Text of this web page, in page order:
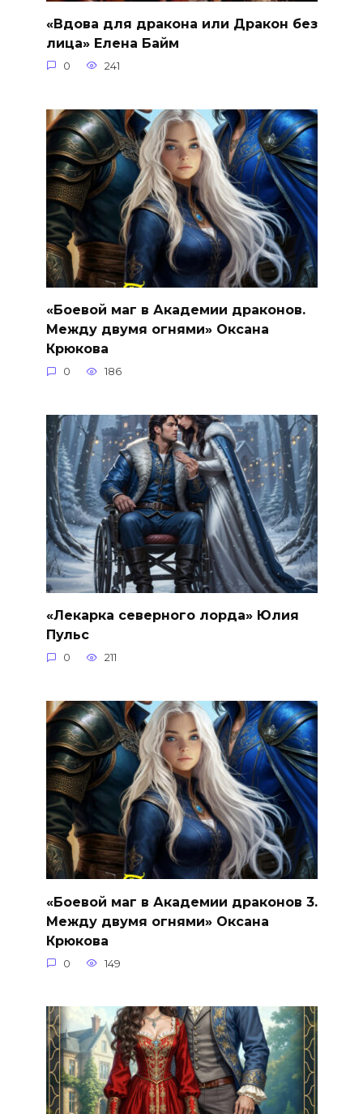
«Вдова для дракона или Дракон без
лица» Елена Байм
0 241
«Боевой маг в Академии драконов.
Между двумя огнями» Оксана
Крюкова
0 186
«Лекарка северного лорда» Юлия
Пульс
0 211
«Боевой маг в Академии драконов 3.
Между двумя огнями» Оксана
Крюкова
0 149